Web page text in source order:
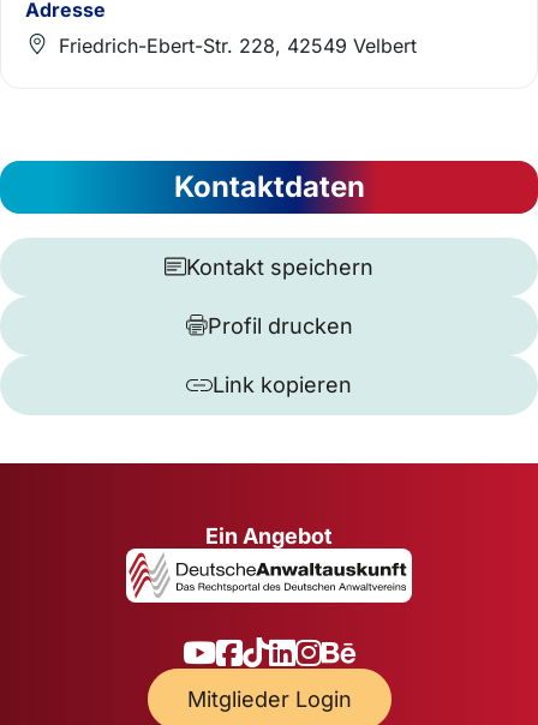
Adresse
Friedrich-Ebert-Str. 228, 42549 Velbert
Kontaktdaten
Kontakt speichern
Profil drucken
Link kopieren
Ein Angebot
Mitglieder Login